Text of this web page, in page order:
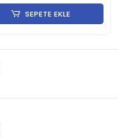
SEPETE EKLE